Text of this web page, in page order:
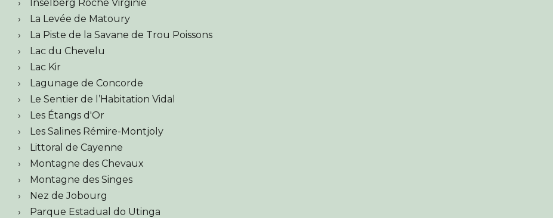
Inselberg Roche Virginie
La Levée de Matoury
La Piste de la Savane de Trou Poissons
Lac du Chevelu
Lac Kir
Lagunage de Concorde
Le Sentier de l’Habitation Vidal
Les Étangs d'Or
Les Salines Rémire-Montjoly
Littoral de Cayenne
Montagne des Chevaux
Montagne des Singes
Nez de Jobourg
Parque Estadual do Utinga